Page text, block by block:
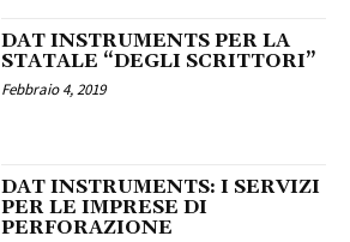
DAT INSTRUMENTS PER LA
STATALE “DEGLI SCRITTORI”
Febbraio 4, 2019
DAT INSTRUMENTS: I SERVIZI
PER LE IMPRESE DI
PERFORAZIONE